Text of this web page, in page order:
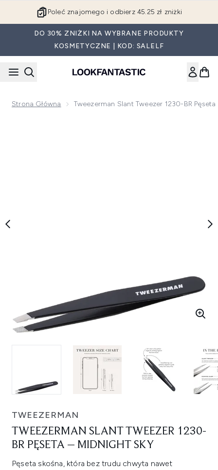
Poleć znajomego i odbierz 45.25 zł zniżki
DO 30% ZNIŻKI NA WYBRANE PRODUKTY
KOSMETYCZNE | KOD: SALELF
Strona Główna Tweezerman Slant Tweezer 1230-BR
TWEEZERMAN
TWEEZERMAN SLANT TWEEZER 1230-
BR PĘSETA – MIDNIGHT SKY
Pęseta skośna, która bez trudu chwyta nawet